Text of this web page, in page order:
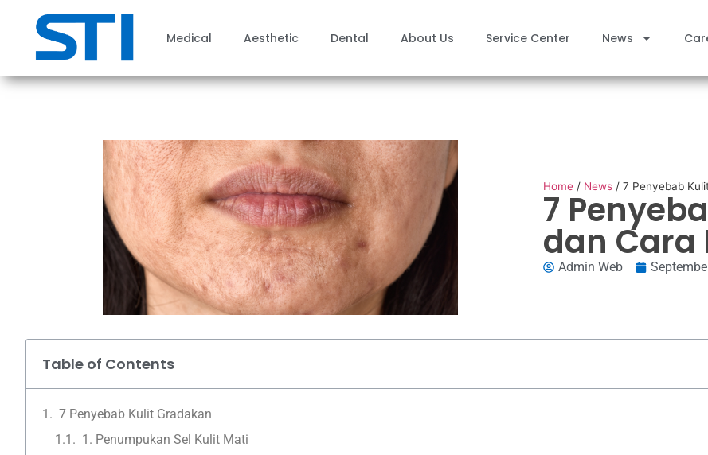
Medical Aesthetic Dental About Us Service Center News
Home / News / 7 Penyebab
7
dan Cara
Admin Web
Table of Contents
7 Penyebab Kulit Gradakan
1. Penumpukan Sel Kulit Mati